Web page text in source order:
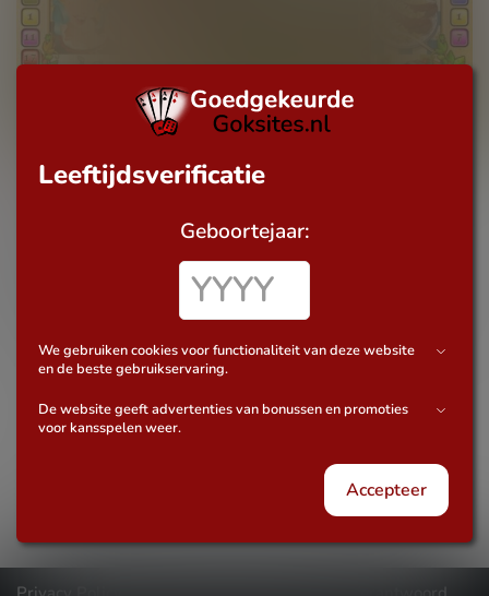
Roll Out the Barrels
Proef de sfeer van een Beiers bierfestival met Roll Out the
Barrels! ?? Lees onze review en ontdek hoe je grote winsten
kunt behalen!
Leeftijdsverificatie
Geboortejaar:
We gebruiken cookies voor functionaliteit van deze website
en de beste gebruikservaring.
De website geeft advertenties van bonussen en promoties
voor kansspelen weer.
Accepteer